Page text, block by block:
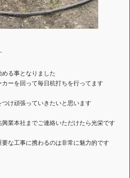
る事となりました
ーを回って毎日杭打ちを行ってます
け頑張っていきたいと思います
業本社までご連絡いただけたら光栄です
な工事に携わるのは非常に魅力的です